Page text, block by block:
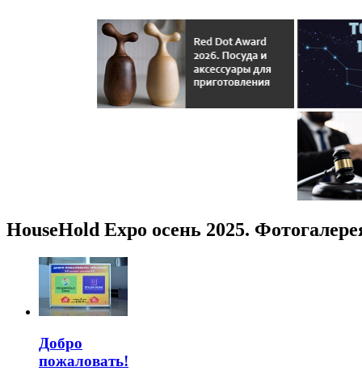
HouseHold Expo осень 2025.
Добро
пожаловать!